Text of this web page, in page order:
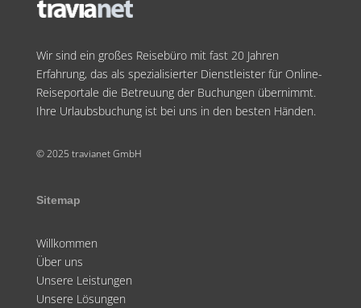
Wir sind ein großes Reisebüro mit fast 20 Jahren
Erfahrung, das als spezialisierter Dienstleister für Online-
Reiseportale die Betreuung der Buchungen übernimmt.
Ihre Urlaubsbuchung ist bei uns in den besten Händen.
© 2025 travianet GmbH
Sitemap
Willkommen
Über uns
Unsere Leistungen
Unsere Lösungen